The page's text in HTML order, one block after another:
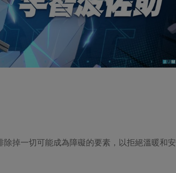
掉一切可能成為障礙的要素，以拒絕溫暖和安